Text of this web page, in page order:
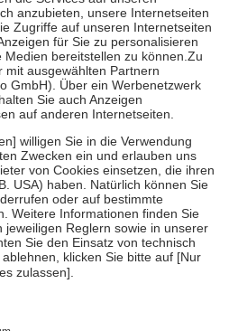
auch für Online-Apotheken.
Krankenpflege beträgt die
sowie zehn Euro je
für ihre eigene Gesundheit zu
der Familie zu unterstützen,
zum vollendeten 18. Lebensjahr
und Früherkennung, die von der